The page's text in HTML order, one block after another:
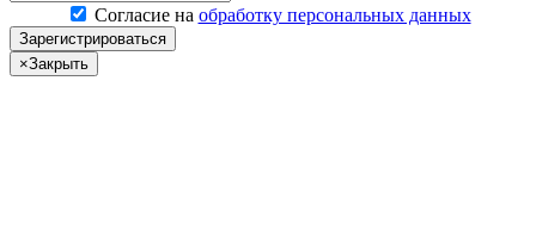
Согласие на обработку персональных данных
Зарегистрироваться
×Закрыть